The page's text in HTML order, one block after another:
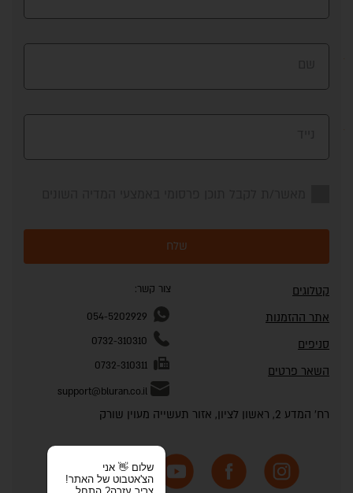
שלח
קטלוגים
אתר ההזמנות
סניפים
השאר פרטים
צור קשר:
054-5202929
0732-310310
0732-310311
support@bluran.co.il
רח' המדע 2, ראשון לציון, אזור תעשייה מעוין שורק
שלום 👋 אני
הצ'אטבוט של האתר!